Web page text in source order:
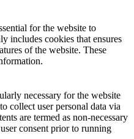
for the website to
includes cookies that ensures
of the website. These
necessary for the website
collect user personal data via
are termed as non-necessary
consent prior to running